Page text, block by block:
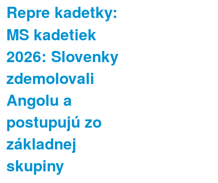
Repre kadetky:
MS kadetiek
2026: Slovenky
zdemolovali
Angolu a
postupujú zo
základnej
skupiny